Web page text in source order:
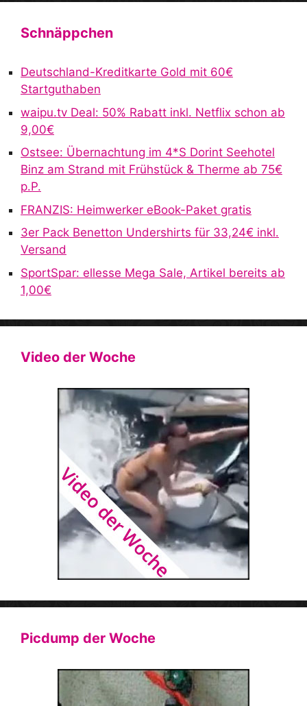
n
t
Schnäppchen
Deutschland-Kreditkarte Gold mit 60€
Startguthaben
waipu.tv Deal: 50% Rabatt inkl. Netflix schon ab
9,00€
Ostsee: Übernachtung im 4*S Dorint Seehotel
Binz am Strand mit Frühstück & Therme ab 75€
p.P.
FRANZIS: Heimwerker eBook-Paket gratis
3er Pack Benetton Undershirts für 33,24€ inkl.
Versand
SportSpar: ellesse Mega Sale, Artikel bereits ab
1,00€
Video der Woche
Picdump der Woche